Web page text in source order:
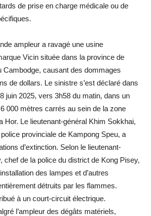
de prise en charge médicale ou de
ampleur a ravagé une usine
Vicin située dans la province de
Cambodge, causant des dommages
de dollars. Le sinistre s’est déclaré dans
juin 2025, vers 3h58 du matin, dans un
6 000 mètres carrés au sein de la zone
Hor. Le lieutenant-général Khim Sokkhai,
provinciale de Kampong Speu, a
d’extinction. Selon le lieutenant-
chef de la police du district de Kong Pisey,
des lampes et d’autres
détruits par les flammes.
à un court-circuit électrique.
l’ampleur des dégâts matériels,